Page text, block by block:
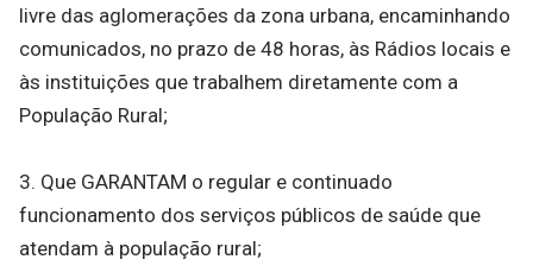
livre das aglomerações da zona urbana, encaminhando
comunicados, no prazo de 48 horas, às Rádios locais e
às instituições que trabalhem diretamente com a
População Rural;
3. Que GARANTAM o regular e continuado
funcionamento dos serviços públicos de saúde que
atendam à população rural;